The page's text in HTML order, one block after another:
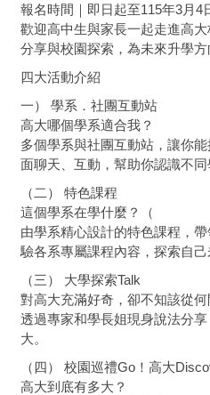
報名時間｜即日起至115年3月4
歡迎高中生與家長一起走進高
分享與校園探索，為未來升學方
四大活動介紹
一） 學系．社團互動站
高大哪個學系適合我？
多個學系與社團互動站，讓你
面聊天、互動，幫助你認識不同
（二） 特色課程
這個學系在學什麼？（
由學系精心設計的特色課程，
驗各系專屬課程內容，探索自己
（三） 大學探索Talk
對高大充滿好奇，卻不知該從何
透過專家和學長姐現身說法分
大。
（四） 校園巡禮Go！高大
高大到底有多大？